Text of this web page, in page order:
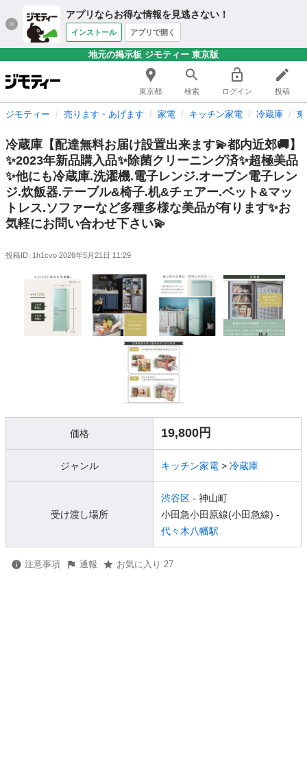
アプリならお得な情報を見逃さない！
インストール アプリで開く
地元の掲示板 ジモティー 東京版
東京都 検索 ログイン 投稿
ジモティー 売ります・あげます 家電 キッチン家電 冷蔵庫
冷蔵庫【配達無料お届け設置出来ます💫都内近郊🚚】
✨2023年新品購入品✨除菌クリーニング済✨超極美品
✨他にも冷蔵庫.洗濯機.電子レンジ.オーブン電子レン
ジ.炊飯器.テーブル&椅子.机&チェアー.ベット&マッ
トレス.ソファーなど多種多様な美品が有ります✨お
気軽にお問い合わせ下さい💫
投稿ID: 1h1cvo 2026年5月21日 11:29
価格 19,800円
ジャンル キッチン家電 > 冷蔵庫
受け渡し場所
渋谷区 - 神山町
小田急小田原線(小田急線) -
代々木八幡駅
注意事項 通報 お気に入り 27